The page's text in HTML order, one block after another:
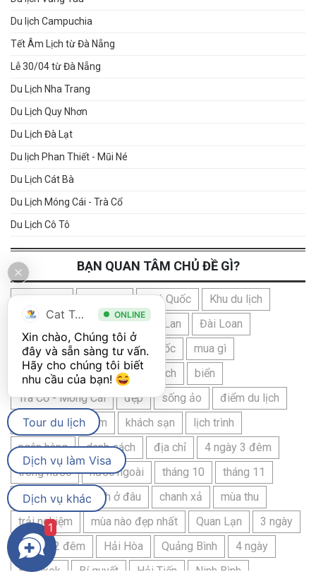
Du lịch Campuchia
Tết Âm Lịch từ Đà Nẵng
Lễ 30/04 từ Đà Nẵng
Du Lịch Nha Trang
Du Lịch Quy Nhơn
Du Lịch Đà Lạt
Du lịch Phan Thiết - Mũi Né
Du Lịch Cát Bà
Du Lịch Móng Cái - Trà Cổ
Du Lịch Cô Tô
BẠN QUAN TÂM CHỦ ĐỀ GÌ?
Quy Nhơn 02-Thg9 Phú Quốc
Khu du lịch
Cát Bà
Campuchia Thái Lan
Đài Loan
Ngoại tệ
du lịch Hàn Quốc
mua gì
quà lưu niệm
địa điểm du lịch
biển
Trà Cổ - Móng Cái
đẹp sống ảo
điểm du lịch
Ăn
kinh nghiệm khách sạn
lịch trình
ngân hàng
danh sách địa chỉ
4 ngày 3 đêm
trong nước
nước ngoài tháng 10
tháng 11
tháng 12
du lịch ở đâu chanh xả
mùa thu
trải nghiệm
mùa nào đẹp nhất Quan Lạn
3 ngày
3 ngày 2 đêm
Hải Hòa Quảng Bình
4 ngày
Bangkok
Bí quyết Hải Tiến Ninh Bình
Cat Tour ONLINE
Xin chào, Chúng tôi ở
đây và sẵn sàng tư vấn.
Hãy cho chúng tôi biết
nhu cầu của bạn!
Tour du lịch
Dịch vụ làm Visa
Dịch vụ khác
1